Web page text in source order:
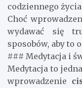
codziennego życia
Choć
wydawać się
sposobów, aby to
### Medytacja i
Medytacja to
wprowadzenie